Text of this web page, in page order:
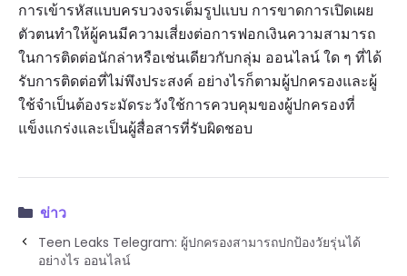
การเข้ารหัสแบบครบวงจรเต็มรูปแบบ การขาดการเปิดเผย
ตัวตนทำให้ผู้คนมีความเสี่ยงต่อการฟอกเงินความสามารถ
ในการติดต่อนักล่าหรือเช่นเดียวกับกลุ่ม ออนไลน์ ใด ๆ ที่ได้
รับการติดต่อที่ไม่พึงประสงค์ อย่างไรก็ตามผู้ปกครองและผู้
ใช้จำเป็นต้องระมัดระวังใช้การควบคุมของผู้ปกครองที่
แข็งแกร่งและเป็นผู้สื่อสารที่รับผิดชอบ
ข่าว
Teen Leaks Telegram: ผู้ปกครองสามารถปกป้องวัยรุ่นได้
อย่างไร ออนไลน์